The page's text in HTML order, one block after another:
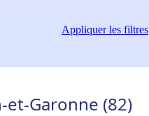
Appliquerles filtres
Garonne (82)